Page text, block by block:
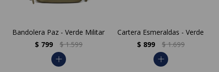
Bandolera Paz - Verde Militar
$ 799 $ 1.599
add
Cartera Esmeraldas - Verde
$ 899 $ 1.699
add